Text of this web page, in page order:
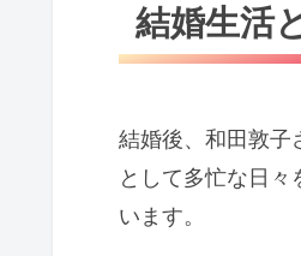
結婚生活
結婚後、和田敦子
として多忙な日
います。